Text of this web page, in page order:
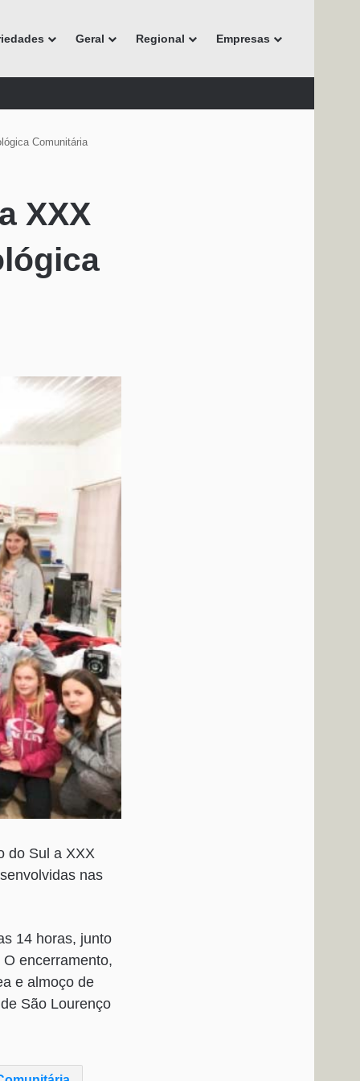
Geral Regional Empresas
Comunitária
XXX
do Sul a XXX
nas
14 horas, junto
encerramento,
e almoço de
São Lourenço